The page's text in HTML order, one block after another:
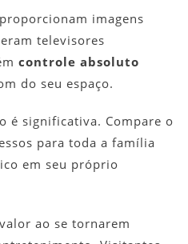
imagens
televisores
controle absoluto
do seu espaço.
é significativa. Compare o
para toda a família
em seu próprio
ao se tornarem